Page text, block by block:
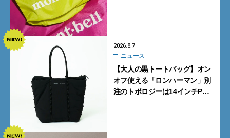
2026.8.7
ニュース
【大人の黒トートバッグ】オン
オフ使える「ロンハーマン」別
注のトポロジーは14インチPC